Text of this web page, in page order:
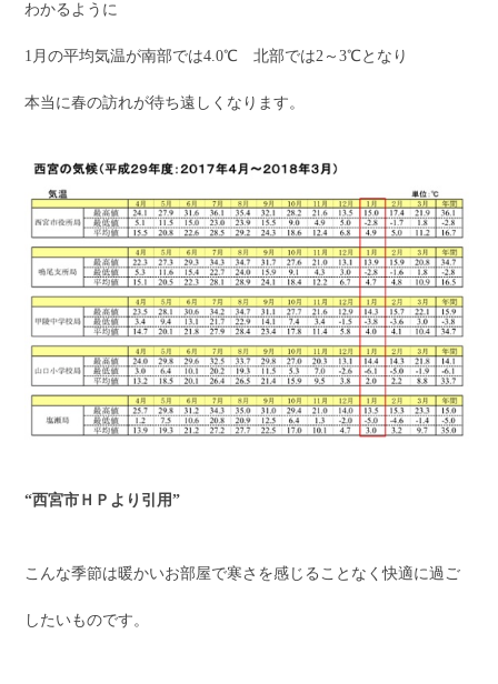
わかるように
1月の平均気温が南部では4.0℃ 北部では2～3℃となり
本当に春の訪れが待ち遠しくなります。
“西宮市ＨＰより引用”
こんな季節は暖かいお部屋で寒さを感じることなく快適に過ご
したいものです。